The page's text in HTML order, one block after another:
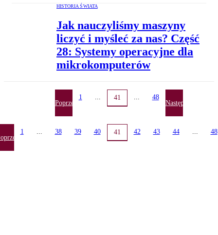
HISTORIA ŚWIATA
Jak nauczyliśmy maszyny
liczyć i myśleć za nas? Część
28: Systemy operacyjne dla
mikrokomputerów
Poprzednia
1 ... 41 ... 48
Następna
1 ... 38 39 40 41 42 43 44 ... 48